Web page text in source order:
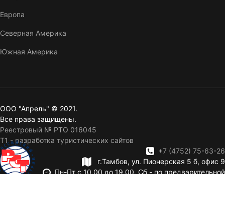
Европа
Северная Америка
Южная Америка
ООО "Апрель" © 2021.
Все права защищены.
Реестровый № РТО 016045
T1 - разработка туристических сайтов
+7 (4752) 75-63-26
г.Тамбов, ул. Пионерская 5 б, офис 9
Пн-Пт с 10,00 до 19,00. Сб - по предварительной